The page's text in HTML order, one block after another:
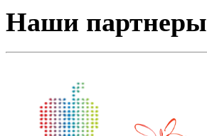
Наши партнеры